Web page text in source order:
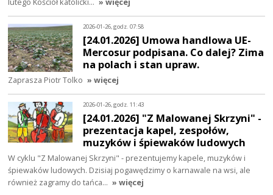
2026-01-26, godz. 07:58
[24.01.2026] Umowa handlowa UE-
Mercosur podpisana. Co dalej? Zima
na polach i stan upraw.
Zaprasza Piotr Tolko » więcej
2026-01-26, godz. 11:43
[24.01.2026] "Z Malowanej Skrzyni" -
prezentacja kapel, zespołów,
muzyków i śpiewaków ludowych
W cyklu "Z Malowanej Skrzyni" - prezentujemy kapele, muzyków i
śpiewaków ludowych. Dzisiaj pogawędzimy o karnawale na wsi, ale
również zagramy do tańca… » więcej